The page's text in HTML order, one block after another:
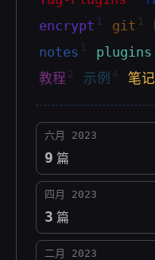
encrypt 1 git 1
notes 1 plugins
教程 2 示例 4 笔记
六月 2023
9 篇
四月 2023
3 篇
二月 2023